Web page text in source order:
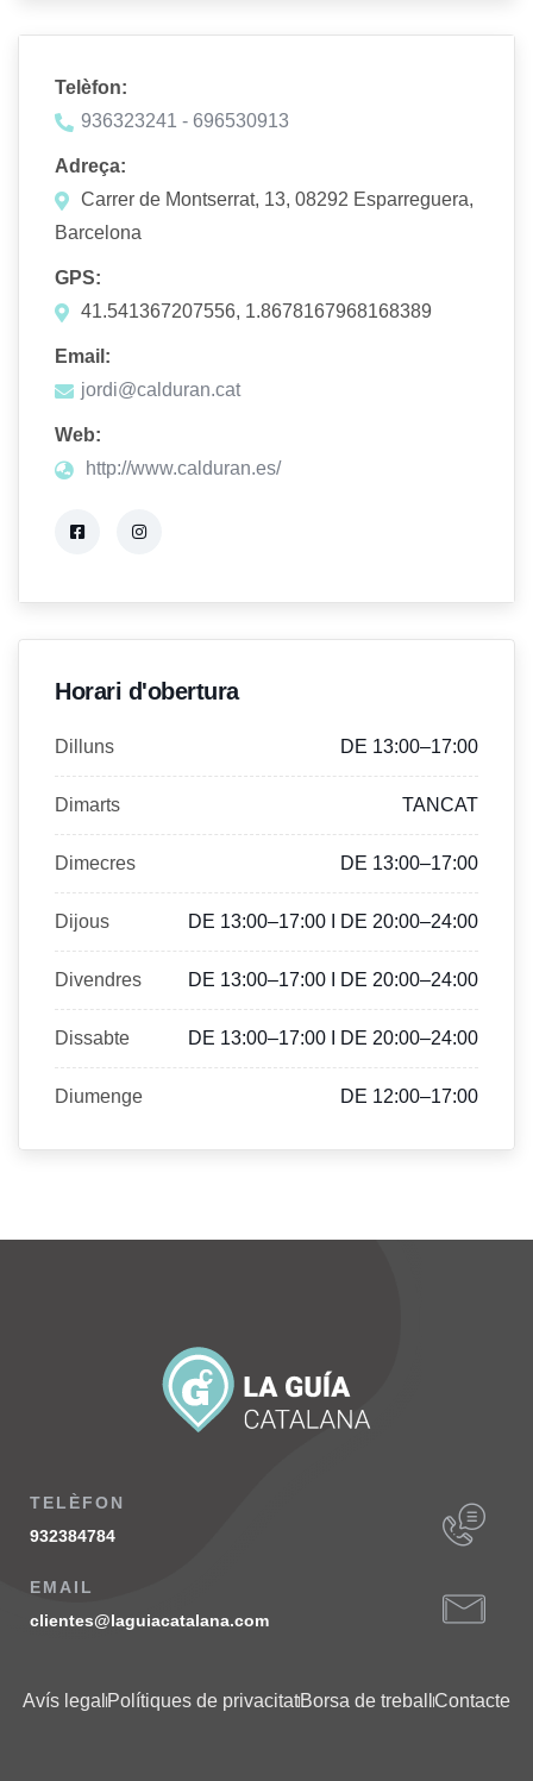
Telèfon:
936323241 - 696530913
Adreça:
Carrer de Montserrat, 13, 08292 Esparreguera,
Barcelona
GPS:
41.541367207556, 1.8678167968168389
Email:
jordi@calduran.cat
Web:
http://www.calduran.es/
Horari d'obertura
Dilluns DE 13:00–17:00
Dimarts TANCAT
Dimecres DE 13:00–17:00
Dijous DE 13:00–17:00 I DE 20:00–24:00
Divendres DE 13:00–17:00 I DE 20:00–24:00
Dissabte DE 13:00–17:00 I DE 20:00–24:00
Diumenge DE 12:00–17:00
TELÈFON
932384784
EMAIL
clientes@laguiacatalana.com
Avís legal Polítiques de privacitatBorsa de treball Contacte